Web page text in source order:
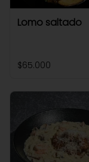
Lomo saltado
$65.000